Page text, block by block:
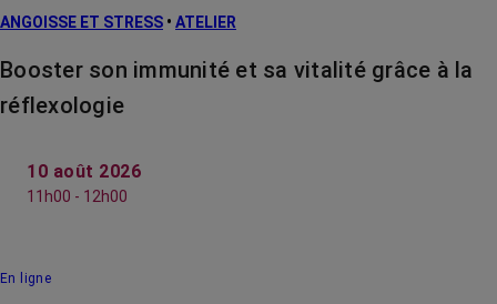
ANGOISSE ET STRESS • ATELIER
Booster son immunité et sa vitalité grâce à la
réflexologie
10 août 2026
11h00 - 12h00
En ligne